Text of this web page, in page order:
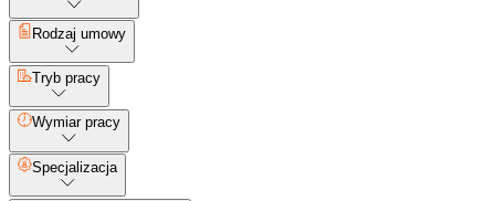
Rodzaj umowy
Tryb pracy
Wymiar pracy
Specjalizacja